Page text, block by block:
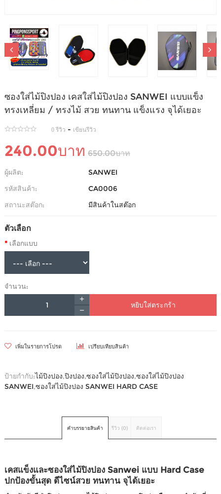
ซองใส่ไม้ปิงปอง เคสใส่ไม้ปิงปอง SANWEI แบบแข็ง
ทรงเหลี่ยม / ทรงไม้ สวย ทนทาน แข็งแรง จุได้เยอะ
0 รีวิว - เขียนรีวิว
240.00บาท 650.00บาท
ผู้ผลิต:
SANWEI
รหัสสินค้า:
CA0006
สถานะสต๊อก:
มีสินค้าในสต๊อก
ตัวเลือก
เลือกแบบ
จำนวน:
หยิบใส่ตระกร้า
เพิ่มในรายการโปรด เปรียบเทียบสินค้า
ป้ายกำกับ:ไม้ปิงปอง,ปิงปอง,ซองใส่ไม้ปิงปอง,ซองใส่ไม้ปิงปอง
SANWEI,ซองใส่ไม้ปิงปอง SANWEI HARD CASE
คำบรรยายสินค้า รีวิว (0) ติดต่อเรา
เคสแข็งและซองใส่ไม้ปิงปอง Sanwei แบบ Hard Case
ปกป้องขั้นสุด ดีไซน์สวย ทนทาน จุได้เยอะ